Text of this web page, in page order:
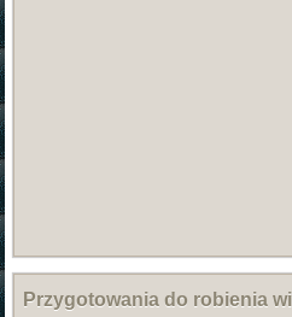
Przygotowania do robienia